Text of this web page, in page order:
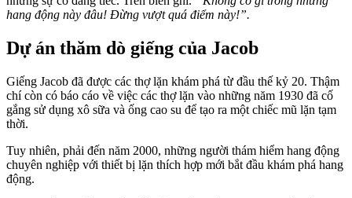
hang động này đâu! Đừng vượt quá điểm này!”.
Dự án thăm dò giếng của Jacob
Giếng Jacob đã được các thợ lặn khám phá từ đầu thế kỷ 20. Thậm
chí còn có báo cáo về việc các thợ lặn vào những năm 1930 đã cố
gắng sử dụng xô sữa và ống cao su để tạo ra một chiếc mũ lặn tạm
thời.
Tuy nhiên, phải đến năm 2000, những người thám hiểm hang động
chuyên nghiệp với thiết bị lặn thích hợp mới bắt đầu khám phá hang
động.